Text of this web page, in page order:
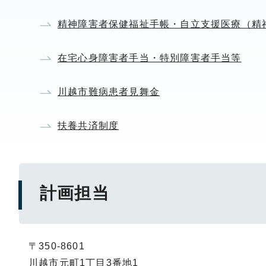
精神障害者保健福祉手帳・自立支援医療（精
在宅心身障害者手当・特別障害者手当等
川越市難病患者見舞金
扶養共済制度
計画担当
〒350-8601
川越市元町1丁目3番地1